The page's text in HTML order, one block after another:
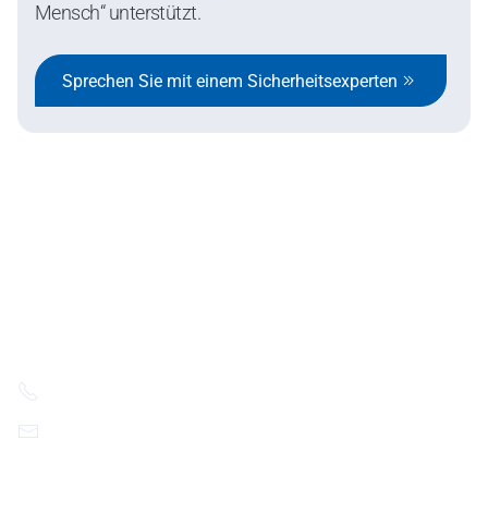
Mensch“ unterstützt.
Sprechen Sie mit einem Sicherheitsexperten